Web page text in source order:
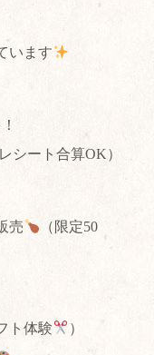
います
シート合算OK）
売
（限定50
ト体験
）